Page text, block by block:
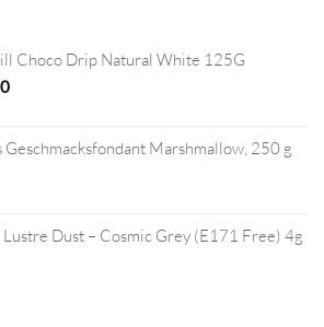
Choco Drip Natural White 125G
Geschmacksfondant Marshmallow, 250 g
Dust – Cosmic Grey (E171 Free) 4g